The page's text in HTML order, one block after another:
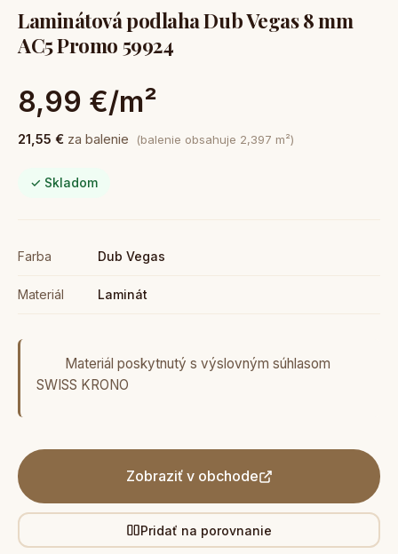
Laminátová podlaha Dub Vegas 8 mm
AC5 Promo 59924
8,99 €/m²
21,55 € za balenie (balenie obsahuje 2,397 m²)
✓ Skladom
Farba Dub Vegas
Materiál Laminát
Materiál poskytnutý s výslovným súhlasom
SWISS KRONO
Zobraziť v obchode
Pridať na porovnanie